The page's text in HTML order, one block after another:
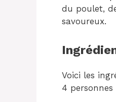
du poulet,
savoureux.
Voici les
4 personnes